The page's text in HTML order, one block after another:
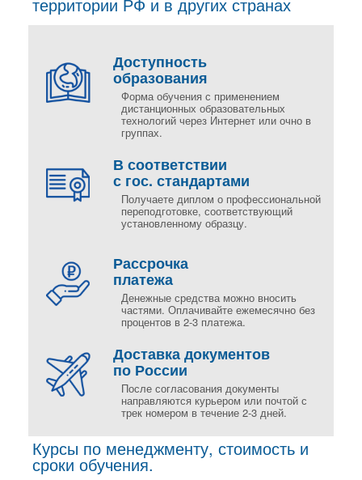
Доступность
образования
Форма обучения с применением
дистанционных образовательных
технологий через Интернет или очно в
группах.
В соответствии
с гос. стандартами
Получаете диплом о профессиональной
переподготовке, соответствующий
установленному образцу.
Рассрочка
платежа
Денежные средства можно вносить
частями. Оплачивайте ежемесячно без
процентов в 2-3 платежа.
Доставка документов
по России
После согласования документы
направляются курьером или почтой с
трек номером в течение 2-3 дней.
Курсы по менеджменту, стоимость и
сроки обучения.